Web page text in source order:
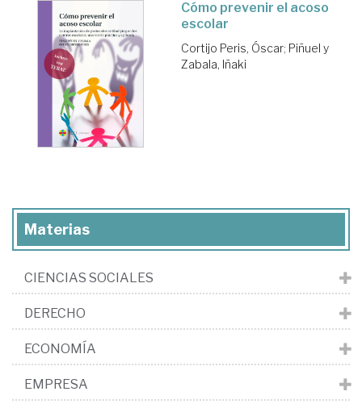
Cómo prevenir el acoso
escolar
Cortijo Peris, Óscar; Piñuel y
Zabala, Iñaki
Materias
CIENCIAS SOCIALES
DERECHO
ECONOMÍA
EMPRESA